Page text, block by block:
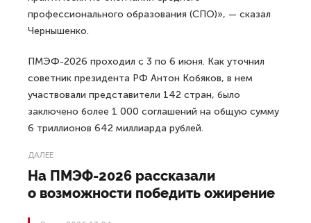
профессионального образования (СПО)», — сказал
Чернышенко.
ПМЭФ-2026 проходил с 3 по 6 июня. Как уточнил
советник президента РФ Антон Кобяков, в нем
участвовали представители 142 стран, было
заключено более 1 000 соглашений на общую сумму
6 триллионов 642 миллиарда рублей.
ДАЛЕЕ
На ПМЭФ-2026 рассказали
о возможности победить ожирение